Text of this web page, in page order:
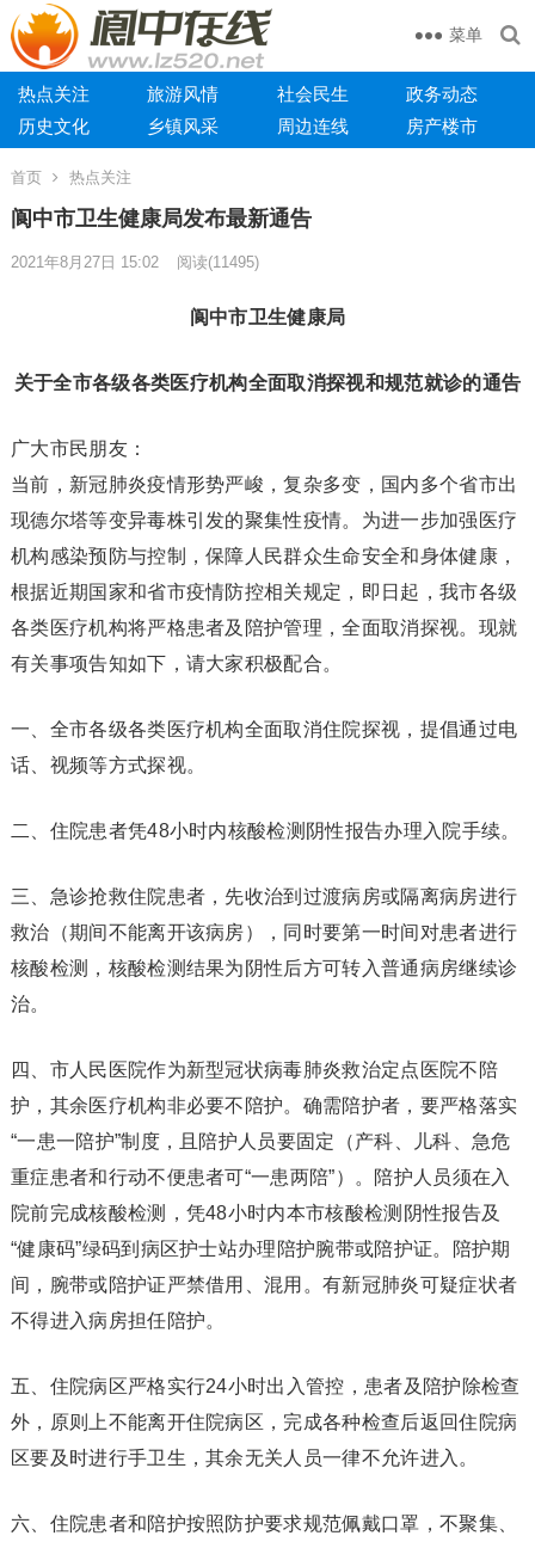
菜单
热点关注 旅游风情 社会民生
政务动态
历史文化
乡镇风采 周边连线 房产楼市
首页 热点关注
​阆中市卫生健康局发布最新通告
2021年8月27日 15:02 阅读(11495)
阆中市卫生健康局
关于全市各级各类医疗机构全面取消探视和规范就诊的通告
广大市民朋友：
当前，新冠肺炎疫情形势严峻，复杂多变，国内多个省市出
现德尔塔等变异毒株引发的聚集性疫情。为进一步加强医疗
机构感染预防与控制，保障人民群众生命安全和身体健康，
根据近期国家和省市疫情防控相关规定，即日起，我市各级
各类医疗机构将严格患者及陪护管理，全面取消探视。现就
有关事项告知如下，请大家积极配合。
一、全市各级各类医疗机构全面取消住院探视，提倡通过电
话、视频等方式探视。
二、住院患者凭48小时内核酸检测阴性报告办理入院手续。
三、急诊抢救住院患者，先收治到过渡病房或隔离病房进行
救治（期间不能离开该病房），同时要第一时间对患者进行
核酸检测，核酸检测结果为阴性后方可转入普通病房继续诊
治。
四、市人民医院作为新型冠状病毒肺炎救治定点医院不陪
护，其余医疗机构非必要不陪护。确需陪护者，要严格落实
“一患一陪护”制度，且陪护人员要固定（产科、儿科、急危
重症患者和行动不便患者可“一患两陪”）。陪护人员须在入
院前完成核酸检测，凭48小时内本市核酸检测阴性报告及
“健康码”绿码到病区护士站办理陪护腕带或陪护证。陪护期
间，腕带或陪护证严禁借用、混用。有新冠肺炎可疑症状者
不得进入病房担任陪护。
五、住院病区严格实行24小时出入管控，患者及陪护除检查
外，原则上不能离开住院病区，完成各种检查后返回住院病
区要及时进行手卫生，其余无关人员一律不允许进入。
六、住院患者和陪护按照防护要求规范佩戴口罩，不聚集、